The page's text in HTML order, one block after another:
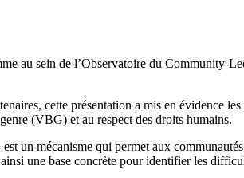
au sein de l’Observatoire du
cette présentation a mis en évidence
(VBG) et au respect des droits humains.
est un mécanisme qui permet aux
une base concrète pour identifier les